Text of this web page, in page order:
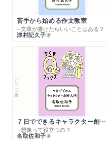
苦手から始める作文教室
─文章が書けたらいいことはある？
津村記久子著
シリーズ・全集
７日でできるキャラクター創作入門
─想像って役立つの？
名取佐和子著